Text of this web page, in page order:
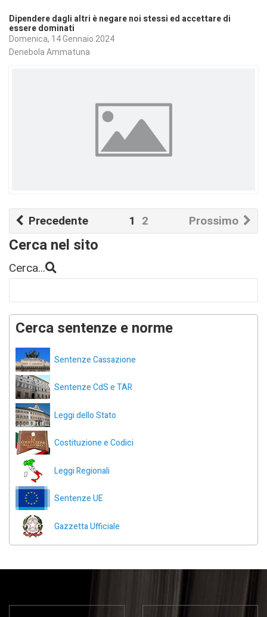
Dipendere dagli altri è negare noi stessi ed accettare di
essere dominati
Domenica, 14 Gennaio 2024
Denebola Ammatuna
Precedente Prossimo
1 2
Cerca nel sito
Cerca...
Cerca sentenze e norme
Sentenze Cassazione
Sentenze CdS e TAR
Leggi dello Stato
Costituzione e Codici
Leggi Regionali
Sentenze UE
Gazzetta Ufficiale